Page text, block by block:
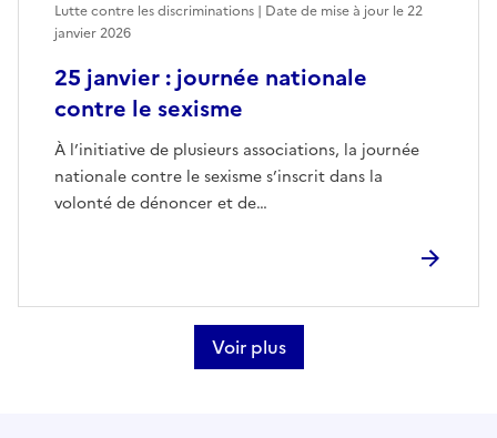
25 janvier : journée nationale
contre le sexisme
À l’initiative de plusieurs associations, la journée
nationale contre le sexisme s’inscrit dans la
volonté de dénoncer et de…
Lutte contre les discriminations | Date de mise à jour le22
janvier 2026
Voir plus